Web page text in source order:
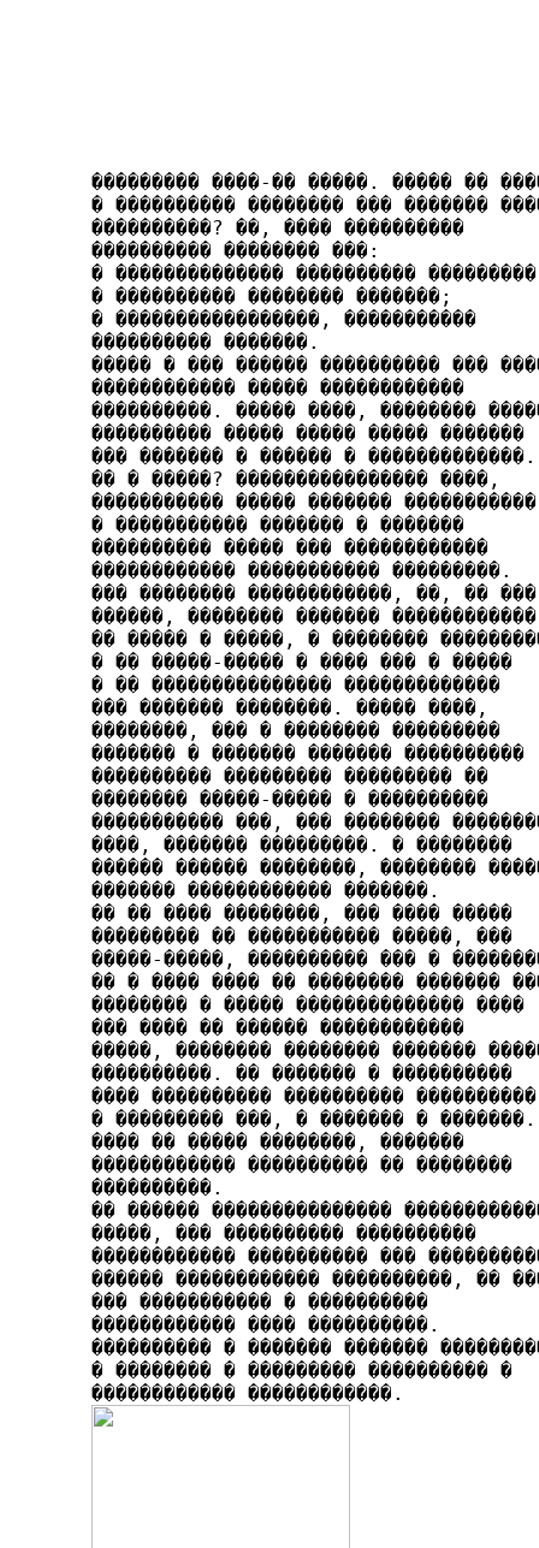
��������� ����-�� �����. ����� ��
� ���������� �������� ��� �������
����������? ��, ���� ������­����
���������� �������� ���:
� �������������� ����������
� ���������� �������� �������;
� �����������������, �����������
���������� �������.
����� � ��� ������ ���������� ���
�������­����� ����� ������������
����������. ����� ����, ��������
���������� ����� ����� ����� �������
��� ������� � ������ � �������������.
�� � �����? ���������������� ����,
����������� ����� ������� �����������
� ��������­��� ������� � �������
���������� ����� ��� ������������
������������ ����������� ���������.
��� �������� ������������, ��, �� ���
������, �������� ������� �����­�������
�� ����� � �����, � ��������
� �� ���­��-����� � ���� ��� � �����
� �� ��������������� ������­�������
��� ������� ��������. ����� ����,
��������, ��� � �������� ���������
������� � ������� ������� ����������
���������� ��������� ��������� ��
�������� �����-����� � ����������
����������� ���, ��� ��������
����, ������� ���������. � ��������
������ ������ ��������, ��������
������� ������������ �����­��.
�� �� ���� ��������, ��� ���� �����
��������� �� ����­������� �����, ���
�����-�����, ���������� ��� �
�� � ���� ���� �� �������� �������
�����­��� � ����� �������������� ����
��� ���� �� ������ �����­�������
�����, �������� �������� �������
����������. �� ������� � ����������
���� ���������� ���������� ����������
� ��������� ���, � ������� �
���� �� ����� ��������, �������
������������ ���������� �� ���­�����
����������.
�� ������ ���������������
�����, ��� ���������� ����������
������������ ���������� ���
������ ������������ ����������, ��
��� ���­�������� � ����������
������������ ���� ����������.
���������� � ������� �������
� �������� � ��������� ���������� �